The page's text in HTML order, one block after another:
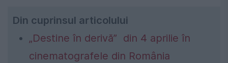
Din cuprinsul articolului
„Destine în derivă” din 4 aprilie în
cinematografele din România